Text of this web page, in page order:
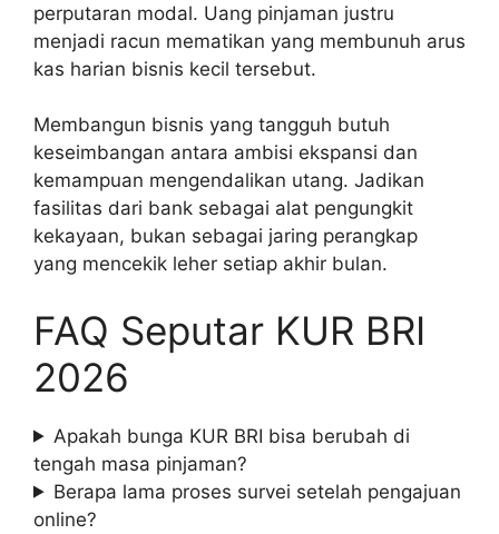
perputaran modal. Uang pinjaman justru
menjadi racun mematikan yang membunuh arus
kas harian bisnis kecil tersebut.
Membangun bisnis yang tangguh butuh
keseimbangan antara ambisi ekspansi dan
kemampuan mengendalikan utang. Jadikan
fasilitas dari bank sebagai alat pengungkit
kekayaan, bukan sebagai jaring perangkap
yang mencekik leher setiap akhir bulan.
FAQ Seputar KUR BRI
2026
Apakah bunga KUR BRI bisa berubah di
tengah masa pinjaman?
Berapa lama proses survei setelah pengajuan
online?